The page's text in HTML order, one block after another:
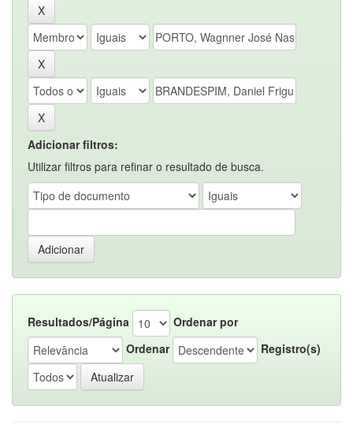
Adicionar filtros:
Utilizar filtros para refinar o resultado de busca.
Resultados/Página
Ordenar por
Ordenar
Registro(s)